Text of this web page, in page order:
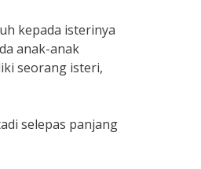
kepada isterinya
anak-anak
seorang isteri,
selepas panjang